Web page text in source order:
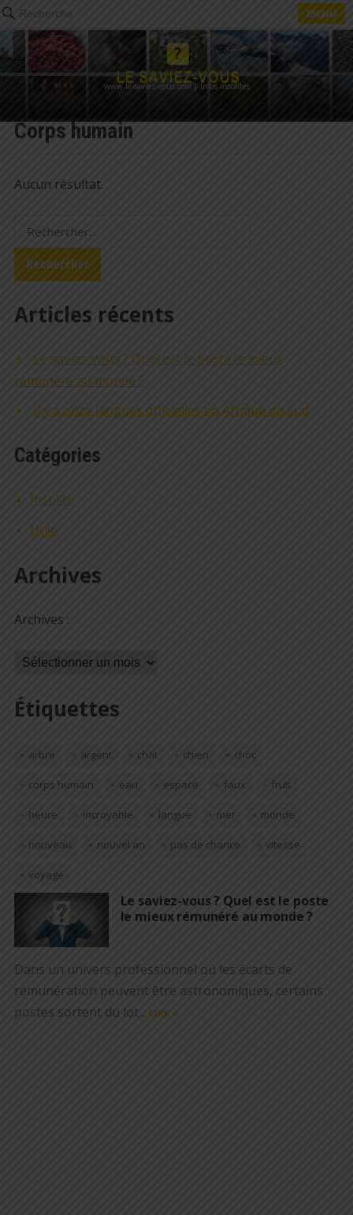
Recherche MENU
www.le-saviez-vous.com | Infos insolites
Corps humain
Aucun résultat.
Rechercher :
Articles récents
Le saviez-vous ? Quel est le poste le mieux
rémunéré au monde ?
Il y a onze langues officielles en Afrique du Sud
Catégories
Insolite
Utile
Archives
Archives :
Archives
Étiquettes
arbre argent chat chien choc
corps humain eau espace faux fruit
heure incroyable langue mer monde
nouveau nouvel an pas de chance vitesse
voyage
Le saviez-vous ? Quel est le poste
le mieux rémunéré au monde ?
Dans un univers professionnel où les écarts de
rémunération peuvent être astronomiques, certains
postes sortent du lot... LIRE »